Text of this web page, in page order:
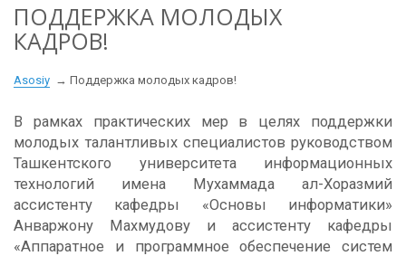
ПОДДЕРЖКА МОЛОДЫХ
КАДРОВ!
Asosiy Поддержка молодых кадров!
В рамках практических мер в целях поддержки
молодых талантливых специалистов руководством
Ташкентского университета информационных
технологий имена Мухаммада ал-Хоразмий
ассистенту кафедры «Основы информатики»
Анваржону Махмудову и ассистенту кафедры
«Аппаратное и программное обеспечение систем